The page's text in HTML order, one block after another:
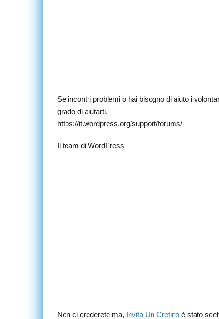
Se incontri problemi o hai bisogno di aiuto i
grado di aiutarti.
https://it.wordpress.org/support/forums/
Il team di WordPress
Non ci crederete ma, Invita Un Cretino è stato